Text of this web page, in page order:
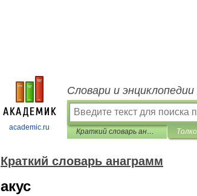
academic.ru
Словари и
Краткий словарь анаграмм
Краткий словарь анаграмм
акус